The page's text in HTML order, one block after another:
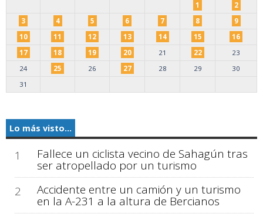
1
2
3
4 5 6 7 8
9
10
11 12 13 14 15
16
17
18 19 20 21 22
23
24
25 26 27 28 29
30
31
Lo más visto...
1 Fallece un ciclista vecino de Sahagún tras
ser atropellado por un turismo
2
Accidente entre un camión y un turismo
en la A-231 a la altura de Bercianos